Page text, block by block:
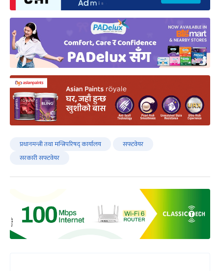
प्रधानमन्त्री तथा मन्त्रिपरिषद् कार्यालय
सफ्टवेयर
सरकारी सफ्टवेयर